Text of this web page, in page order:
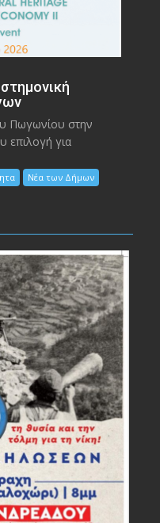
Πωγωνίου στην
επιλογή για
Νέα των Δήμων